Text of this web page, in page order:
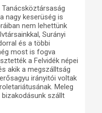
nagy keserüség is
nem lehettünk
Surányi
és a többi
most is fogva
a Felvidék népei
akik a megszálltság
irányitói voltak
Meleg
szállt